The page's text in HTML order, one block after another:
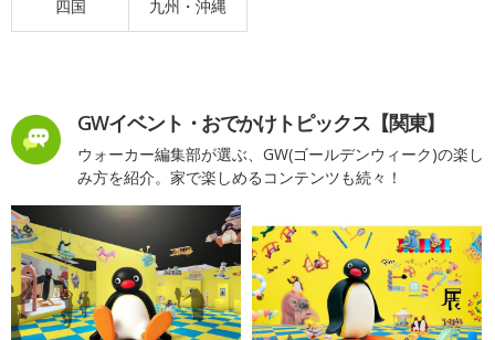
四国 九州・沖縄
GWイベント・おでかけトピックス【関東】
ウォーカー編集部が選ぶ、GW(ゴールデンウィーク)の楽し
み方を紹介。家で楽しめるコンテンツも続々！